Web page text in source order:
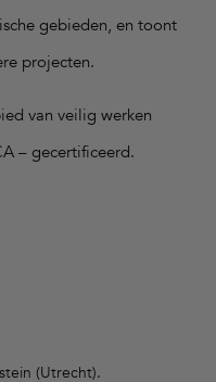
gebieden, en toont
projecten.
van veilig werken
– gecertificeerd.
(Utrecht).